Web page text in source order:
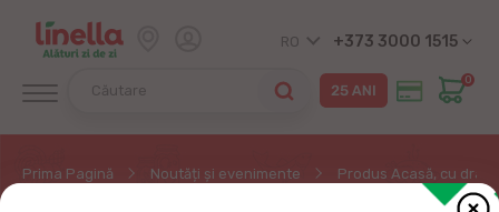
RO +373 3000 1515
0
Prima Pagină Noutăți și evenimente Produs Acasă, cu